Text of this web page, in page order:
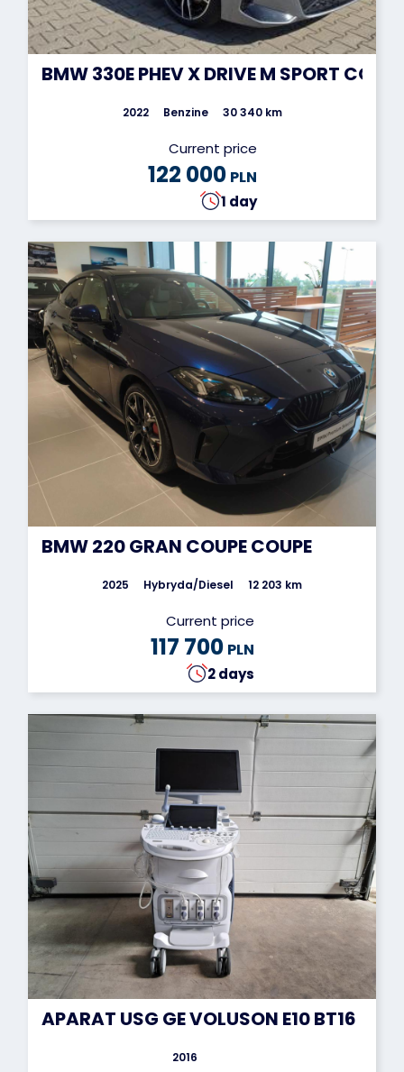
BMW 330E PHEV X DRIVE M SPORT
2022 Benzine 30 340 km
Current price
122 000 PLN
1 day
BMW 220 GRAN COUPE COUPE
2025 Hybryda/Diesel 12 203 km
Current price
117 700 PLN
2 days
APARAT USG GE VOLUSON E10 BT16
2016